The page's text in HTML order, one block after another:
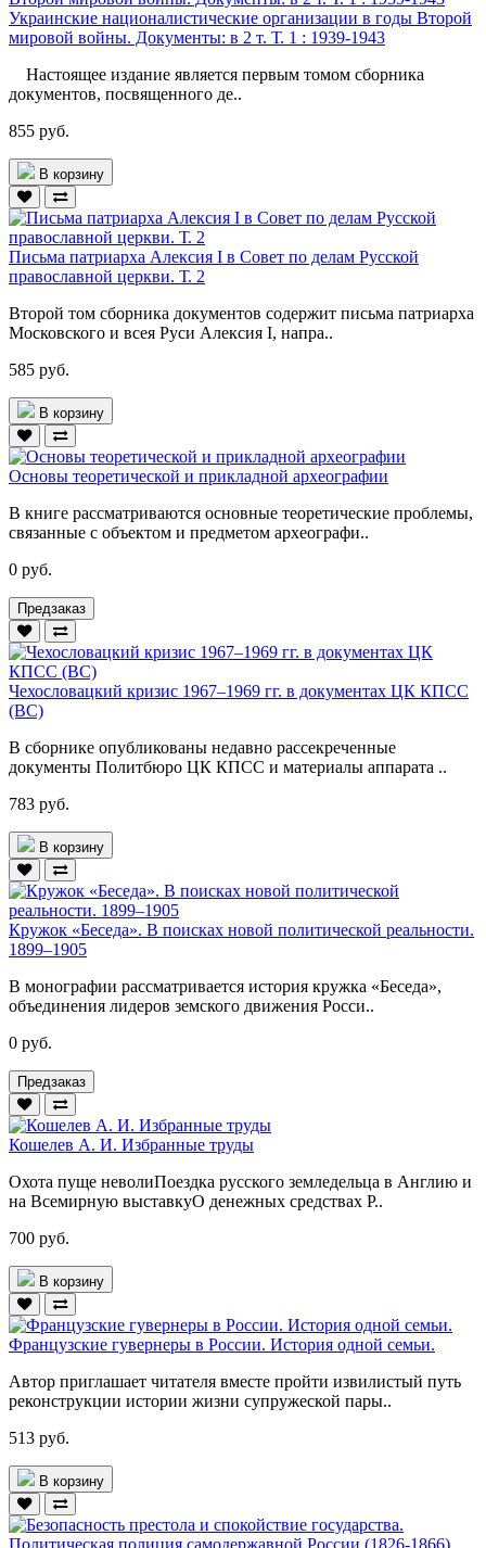
Украинские националистические организации в годы Второй
мировой войны. Документы: в 2 т. Т. 1 : 1939-1943
Настоящее издание является первым томом сборника
документов, посвященного де..
855 руб.
В корзину
Письма патриарха Алексия I в Совет по делам Русской
православной церкви. Т. 2
Второй том сборника документов содержит письма патриарха
Московского и всея Руси Алексия I, напра..
585 руб.
В корзину
Основы теоретической и прикладной археографии
В книге рассматриваются основные теоретические проблемы,
связанные с объектом и предметом археографи..
0 руб.
Предзаказ
Чехословацкий кризис 1967–1969 гг. в документах ЦК КПСС
(ВС)
В сборнике опубликованы недавно рассекреченные
документы Политбюро ЦК КПСС и материалы аппарата ..
783 руб.
В корзину
Кружок «Беседа». В поисках новой политической реальности.
1899–1905
В монографии рассматривается история кружка «Беседа»,
объединения лидеров земского движения Росси..
0 руб.
Предзаказ
Кошелев А. И. Избранные труды
Охота пуще неволиПоездка русского земледельца в Англию и
на Всемирную выставкуО денежных средствах Р..
700 руб.
В корзину
Французские гувернеры в России. История одной семьи.
Автор приглашает читателя вместе пройти извилистый путь
реконструкции истории жизни супружеской пары..
513 руб.
В корзину